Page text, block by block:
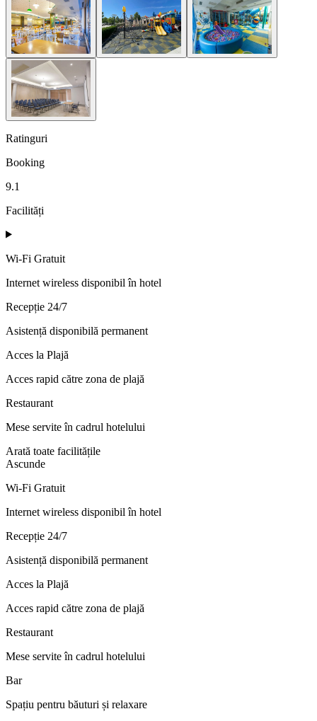
Ratinguri
Booking
9.1
Facilități
Wi-Fi Gratuit
Internet wireless disponibil în hotel
Recepție 24/7
Asistență disponibilă permanent
Acces la Plajă
Acces rapid către zona de plajă
Restaurant
Mese servite în cadrul hotelului
Arată toate facilitățile
Ascunde
Wi-Fi Gratuit
Internet wireless disponibil în hotel
Recepție 24/7
Asistență disponibilă permanent
Acces la Plajă
Acces rapid către zona de plajă
Restaurant
Mese servite în cadrul hotelului
Bar
Spațiu pentru băuturi și relaxare